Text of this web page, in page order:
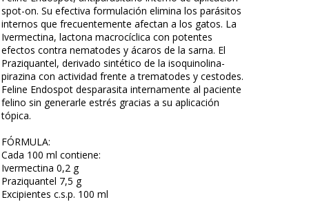
spot-on. Su efectiva formulación elimina los parásitos
internos que frecuentemente afectan a los gatos. La
Ivermectina, lactona macrocíclica con potentes
efectos contra nematodes y ácaros de la sarna. El
Praziquantel, derivado sintético de la isoquinolina-
pirazina con actividad frente a trematodes y cestodes.
Feline Endospot desparasita internamente al paciente
felino sin generarle estrés gracias a su aplicación
tópica.
FÓRMULA:
Cada 100 ml contiene:
Ivermectina 0,2 g
Praziquantel 7,5 g
Excipientes c.s.p. 100 ml